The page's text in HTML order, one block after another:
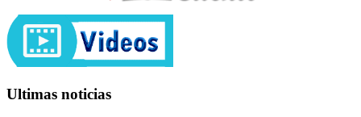
Ultimas noticias